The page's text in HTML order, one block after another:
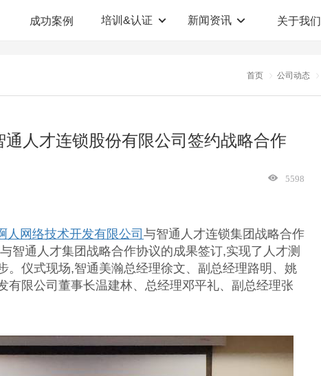
企业管理咨询
人啊人测评云系统
成功案例 培训&认证 新闻资讯 关于我们
首页 公司动态
通人才连锁股份有限公司签约战略合作
5598
人网络技术开发有限公司 与智通人才连锁集团战略合作
智通人才集团战略合作协议的成果签订,实现了人才测
。仪式现场,智通美瀚总经理徐文、副总经理路明、姚
有限公司董事长温建林、总经理邓平礼、副总经理张